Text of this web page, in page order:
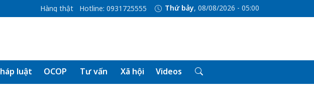
Hàng thật Hotline: 0931725555 Thứ bảy, 08/08/2026 - 05:00
luật OCOP Tư vấn Xã hội Videos